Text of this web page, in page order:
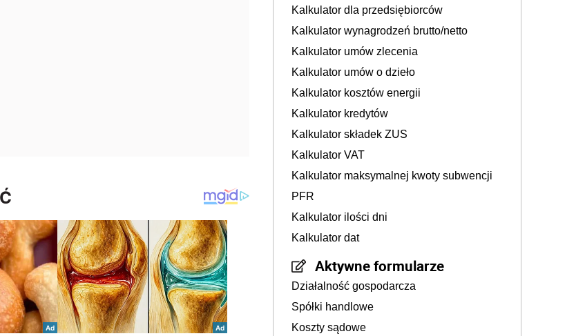
Kalkulator dla przedsiębiorców
Kalkulator wynagrodzeń brutto/netto
Kalkulator umów zlecenia
Kalkulator umów o dzieło
Kalkulator kosztów energii
Kalkulator kredytów
Kalkulator składek ZUS
Kalkulator VAT
Kalkulator maksymalnej kwoty subwencji
PFR
Kalkulator ilości dni
Kalkulator dat
Aktywne formularze
Działalność gospodarcza
Spółki handlowe
Koszty sądowe